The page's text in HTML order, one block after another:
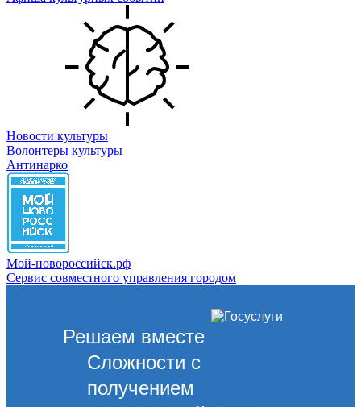
Новости культуры
Волонтеры культуры
Антинарко
Мой-новороссийск.рф
Сервис совместного управления городом
Решаем вместе
Сложности с
получением